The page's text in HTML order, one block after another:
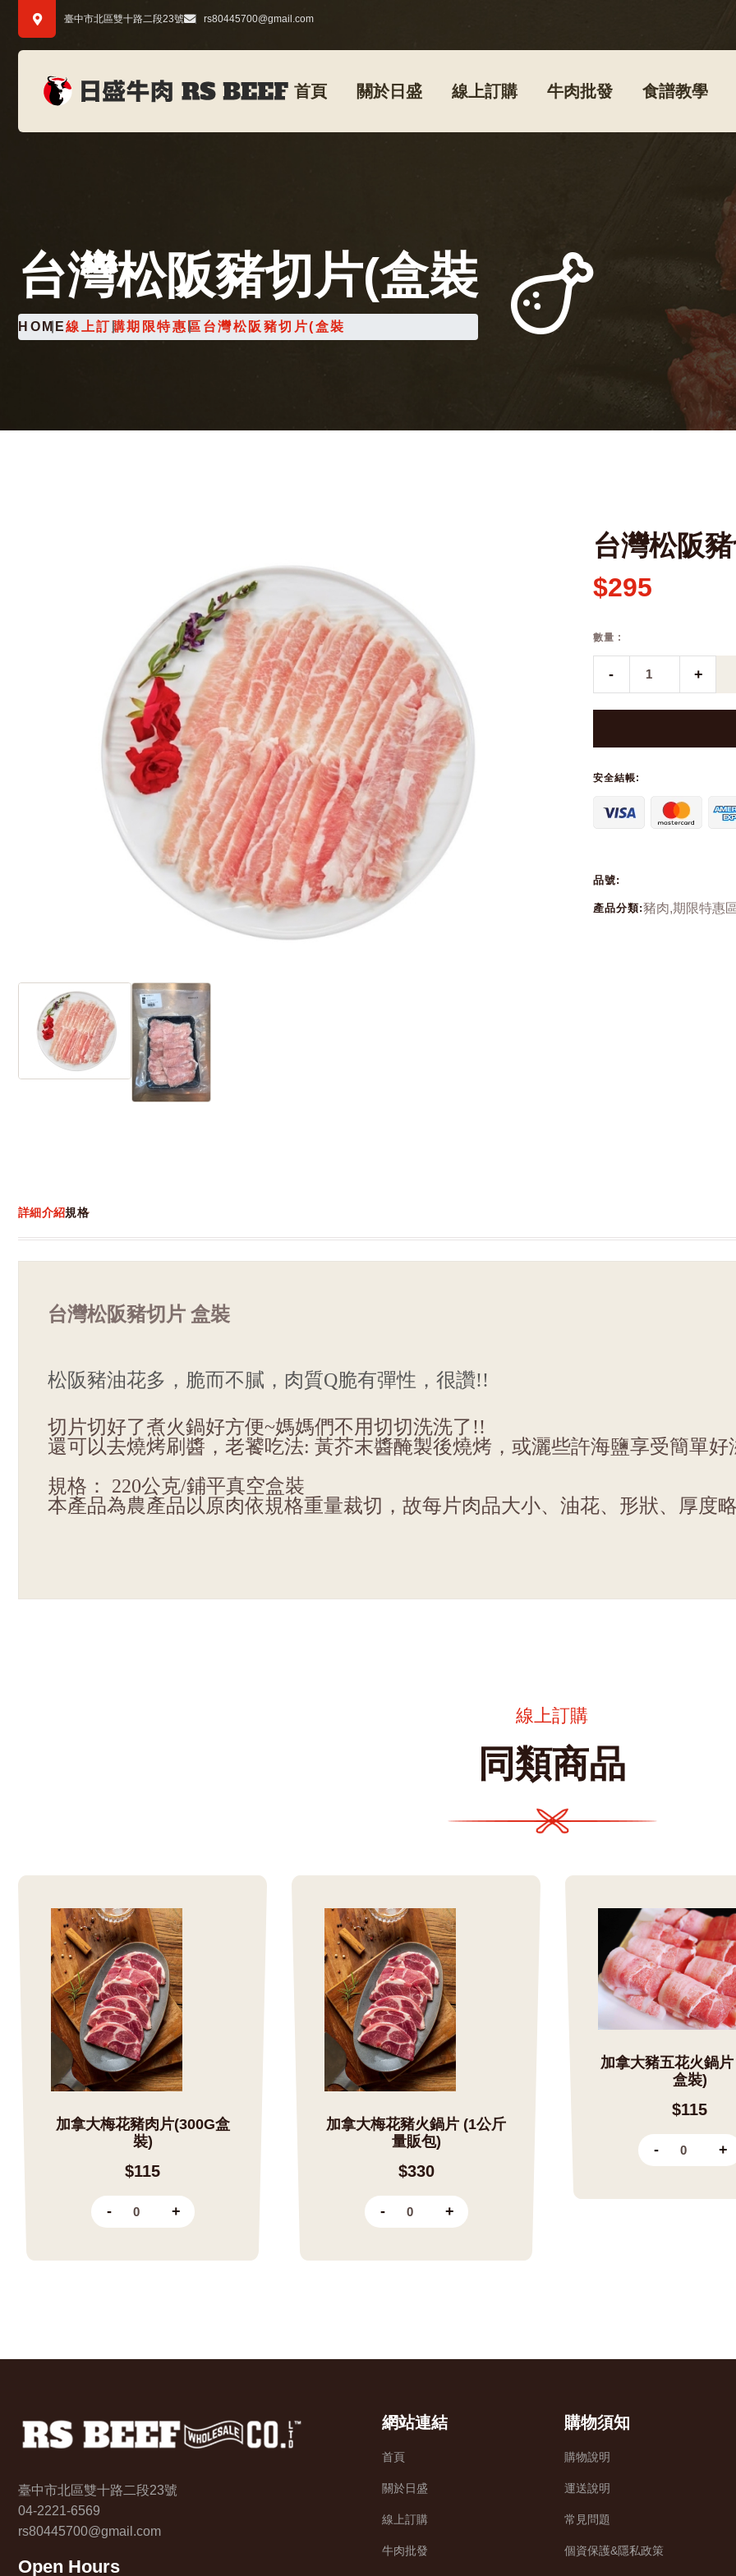
臺中市北區雙十路二段23號 rs80445700@gmail.com
首頁 關於日盛 線上訂購 牛肉批發 食譜教學
台灣松阪豬切片(盒裝
HOME線上訂購期限特惠區 台灣松阪豬切片(盒裝
台灣松阪
$295
數量 :
- +
安全結帳:
品號:
產品分類:豬肉,期限特惠
詳細介紹規格
台灣松阪豬切片 盒裝
松阪豬油花多，脆而不膩，肉質Q脆有彈性，很讚!!
切片切好了煮火鍋好方便~媽媽們不用切切洗洗了!!
還可以去燒烤刷醬，老饕吃法: 黃芥末醬醃製後燒烤，或灑些許海鹽享受簡單好
規格： 220公克/鋪平真空盒裝
本產品為農產品以原肉依規格重量裁切，故每片肉品大小、油花、形狀、厚度
線上訂購
同類商品
加拿大梅花豬肉片(300G盒
裝)
$115
- +
加拿大梅花豬火鍋片 (1公斤
量販包)
$330
- +
加拿大豬五花火鍋
盒裝)
$115
- +
臺中市北區雙十路二段23號
04-2221-6569
rs80445700@gmail.com
Open Hours
網站連結
首頁
關於日盛
線上訂購
牛肉批發
購物須知
購物說明
運送說明
常見問題
個資保護&隱私政策